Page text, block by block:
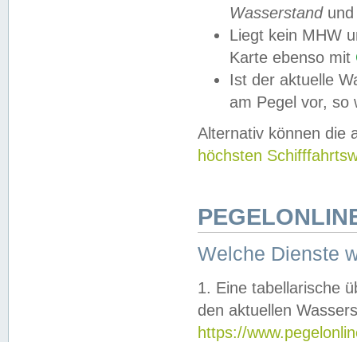
Wasserstandund
Liegt kein MHW
Karte ebenso mit
Ist der aktuelle
am Pegel vor,
Alternativ können die
höchsten
Welche Dienste
1. Eine tabellarische
den aktuellen
https://